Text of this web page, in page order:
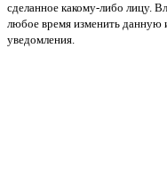
сделанное какому-либо лицу.
любое время изменить данную
уведомления.